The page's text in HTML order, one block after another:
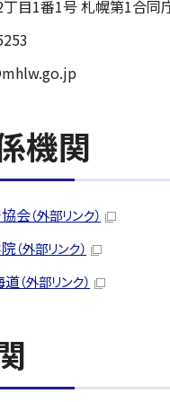
目1番1号 札幌第1合同
機関
会（外部リンク）
（外部リンク）
道（外部リンク）